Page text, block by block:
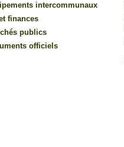
intercommunaux
finances
publics
officiels